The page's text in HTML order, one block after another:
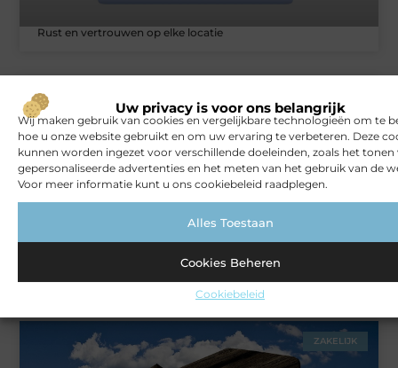
Uw privacy is voor ons belangrijk
Wij maken gebruik van cookies en vergelijkbare technologieën om te
hoe u onze website gebruikt en om uw ervaring te verbeteren. Deze
kunnen worden ingezet voor verschillende doeleinden, zoals het tonen
gepersonaliseerde advertenties en het meten van het gebruik van de
Voor meer informatie kunt u ons cookiebeleid raadplegen.
Alles Toestaan
Cookies Beheren
Cookiebeleid
Rust en vertrouwen op elke locatie
Koken en genieten in de buitenlucht: een keuken onder je
ZAKELIJK